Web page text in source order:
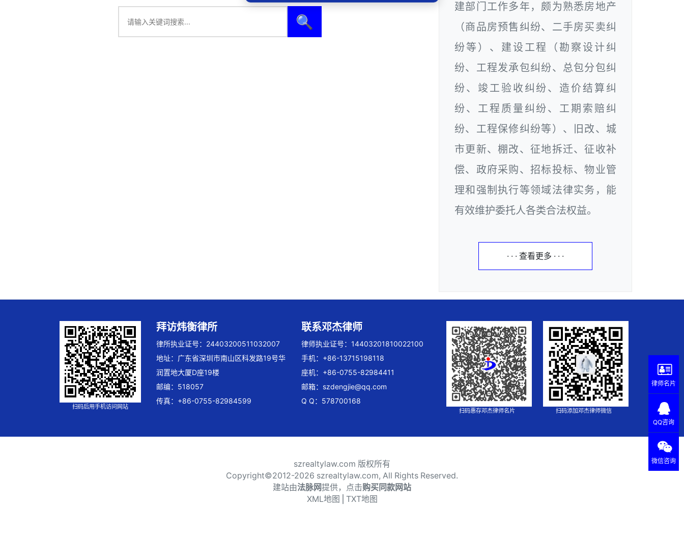
🔍
建部门工作多年，颇为熟悉房地产
（商品房预售纠纷、二手房买卖纠
纷等）、建设工程（勘察设计纠
纷、工程发承包纠纷、总包分包纠
纷、竣工验收纠纷、造价结算纠
纷、工程质量纠纷、工期索赔纠
纷、工程保修纠纷等）、旧改、城
市更新、棚改、征地拆迁、征收补
偿、政府采购、招标投标、物业管
理和强制执行等领域法律实务，能
有效维护委托人各类合法权益。
· · · 查看更多 · · ·
扫码后用手机访问网站
拜访炜衡律所
律所执业证号：24403200511032007
地址：广东省深圳市南山区科发路19号华
润置地大厦D座19楼
邮编：518057
传真：+86-0755-82984599
联系邓杰律师
律师执业证号：14403201810022100
手机：+86-13715198118
座机：+86-0755-82984411
邮箱： szdengjie@qq.com
Q Q：578700168
扫码惠存邓杰律师名片 扫码添加邓杰律师微信
szrealtylaw.com 版权所有
Copyright©2012-2026 szrealtylaw.com, All Rights Reserved.
建站由法脉网提供，点击购买同款网站
XML地图 TXT地图
律师名片
QQ咨询
微信咨询